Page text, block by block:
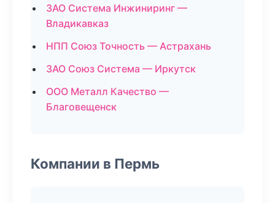
ЗАО Система Инжиниринг —
Владикавказ
НПП Союз Точность — Астрахань
ЗАО Союз Система — Иркутск
ООО Металл Качество —
Благовещенск
Компании в Пермь